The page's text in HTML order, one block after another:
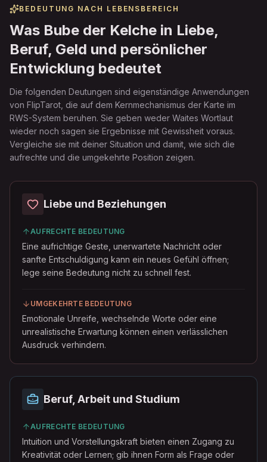
BEDEUTUNG NACH LEBENSBEREICH
Was Bube der Kelche in Liebe,
Beruf, Geld und persönlicher
Entwicklung bedeutet
Die folgenden Deutungen sind eigenständige Anwendungen
von FlipTarot, die auf dem Kernmechanismus der Karte im
RWS-System beruhen. Sie geben weder Waites Wortlaut
wieder noch sagen sie Ergebnisse mit Gewissheit voraus.
Vergleiche sie mit deiner Situation und damit, wie sich die
aufrechte und die umgekehrte Position zeigen.
Liebe und Beziehungen
AUFRECHTE BEDEUTUNG
Eine aufrichtige Geste, unerwartete Nachricht oder
sanfte Entschuldigung kann ein neues Gefühl öffnen;
lege seine Bedeutung nicht zu schnell fest.
UMGEKEHRTE BEDEUTUNG
Emotionale Unreife, wechselnde Worte oder eine
unrealistische Erwartung können einen verlässlichen
Ausdruck verhindern.
Beruf, Arbeit und Studium
AUFRECHTE BEDEUTUNG
Intuition und Vorstellungskraft bieten einen Zugang zu
Kreativität oder Lernen; gib ihnen Form als Frage oder